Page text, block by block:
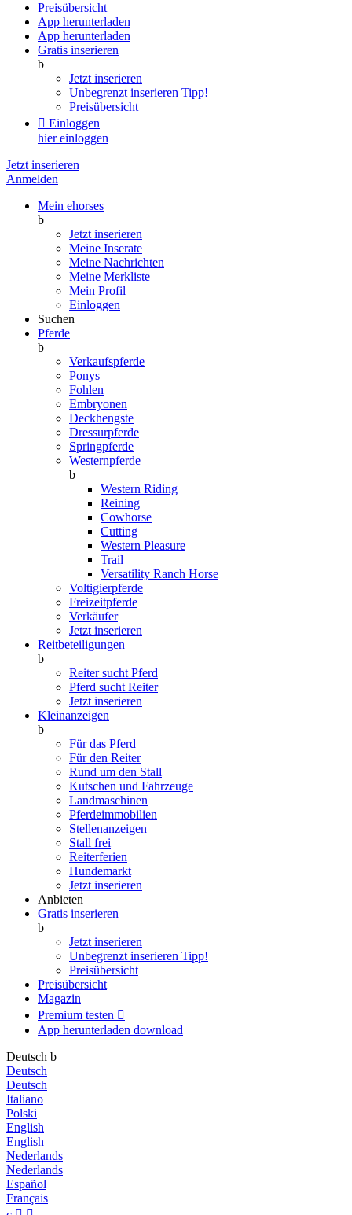
Preisübersicht
App herunterladen
App herunterladen
Gratis inserieren
b
Jetzt inserieren
Unbegrenzt inserieren Tipp!
Preisübersicht
 Einloggen
hier einloggen
Jetzt inserieren
Anmelden
Mein ehorses
b
Jetzt inserieren
Meine Inserate
Meine Nachrichten
Meine Merkliste
Mein Profil
Einloggen
Suchen
Pferde
b
Verkaufspferde
Ponys
Fohlen
Embryonen
Deckhengste
Dressurpferde
Springpferde
Westernpferde
b
Western Riding
Reining
Cowhorse
Cutting
Western Pleasure
Trail
Versatility Ranch Horse
Voltigierpferde
Freizeitpferde
Verkäufer
Jetzt inserieren
Reitbeteiligungen
b
Reiter sucht Pferd
Pferd sucht Reiter
Jetzt inserieren
Kleinanzeigen
b
Für das Pferd
Für den Reiter
Rund um den Stall
Kutschen und Fahrzeuge
Landmaschinen
Pferdeimmobilien
Stellenanzeigen
Stall frei
Reiterferien
Hundemarkt
Jetzt inserieren
Anbieten
Gratis inserieren
b
Jetzt inserieren
Unbegrenzt inserieren Tipp!
Preisübersicht
Preisübersicht
Magazin
Premium testen 
App herunterladen download
Deutsch b
Deutsch
Deutsch
Italiano
Polski
English
English
Nederlands
Nederlands
Español
Français